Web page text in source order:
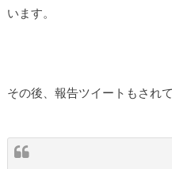
います。
その後、報告ツイートもされて